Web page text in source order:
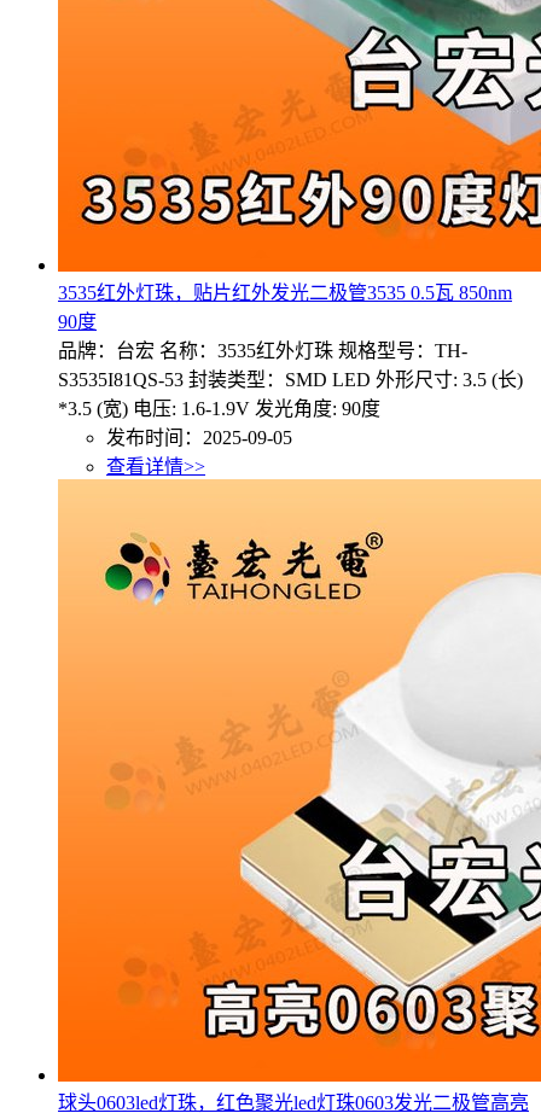
3535红外灯珠，贴片红外发光二极管3535 0.5瓦 850nm
90度
品牌：台宏 名称：3535红外灯珠 规格型号：TH-
S3535I81QS-53 封装类型：SMD LED 外形尺寸: 3.5 (长)
*3.5 (宽) 电压: 1.6-1.9V 发光角度: 90度
发布时间：2025-09-05
查看详情>>
球头0603led灯珠，红色聚光led灯珠0603发光二极管高亮